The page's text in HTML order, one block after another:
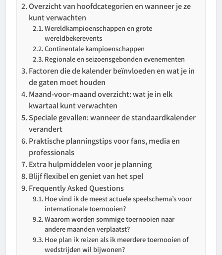
Overzicht van hoofdcategorien en wanneer je ze
kunt verwachten
Wereldkampioenschappen en grote
wereldbekerevents
Continentale kampioenschappen
Regionale en seizoensgebonden evenementen
Factoren die de kalender beïnvloeden en wat je in
de gaten moet houden
Maand-voor-maand overzicht: wat je in elk
kwartaal kunt verwachten
Speciale gevallen: wanneer de standaardkalender
verandert
Praktische planningstips voor fans, media en
professionals
Extra hulpmiddelen voor je planning
Blijf flexibel en geniet van het spel
Frequently Asked Questions
Hoe vind ik de meest actuele speelschema’s voor
internationale toernooien?
Waarom worden sommige toernooien naar
andere maanden verplaatst?
Hoe plan ik reizen als ik meerdere toernooien of
wedstrijden wil bijwonen?